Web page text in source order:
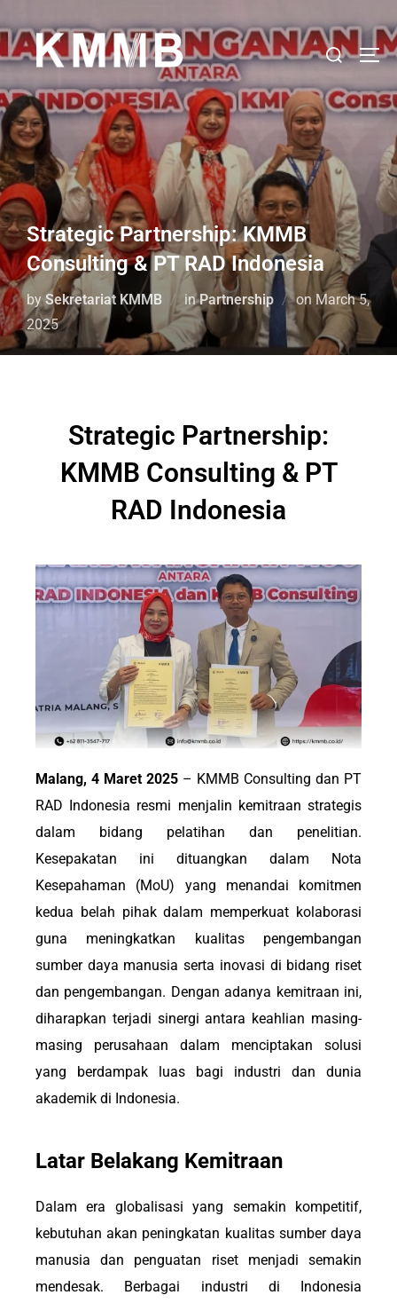
Strategic Partnership: KMMB
Consulting & PT RAD Indonesia
bySekretariat KMMB inPartnership on March 5,
2025
Strategic Partnership:
KMMB Consulting & PT
RAD Indonesia
Malang, 4 Maret 2025 – KMMB Consulting dan PT
RAD Indonesia resmi menjalin kemitraan strategis
dalam bidang pelatihan dan penelitian.
Kesepakatan ini dituangkan dalam Nota
Kesepahaman (MoU) yang menandai komitmen
kedua belah pihak dalam memperkuat kolaborasi
guna meningkatkan kualitas pengembangan
sumber daya manusia serta inovasi di bidang riset
dan pengembangan. Dengan adanya kemitraan ini,
diharapkan terjadi sinergi antara keahlian masing-
masing perusahaan dalam menciptakan solusi
yang berdampak luas bagi industri dan dunia
akademik di Indonesia.
Latar Belakang Kemitraan
Dalam era globalisasi yang semakin kompetitif,
kebutuhan akan peningkatan kualitas sumber daya
manusia dan penguatan riset menjadi semakin
mendesak. Berbagai industri di Indonesia